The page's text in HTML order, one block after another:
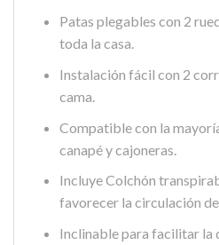
Patas plegables con 2
toda la casa.
Instalación fácil con 2
cama.
Compatible con la
canapé y cajoneras.
Incluye Colchón
favorecer la circulación
Inclinable para facilitar la